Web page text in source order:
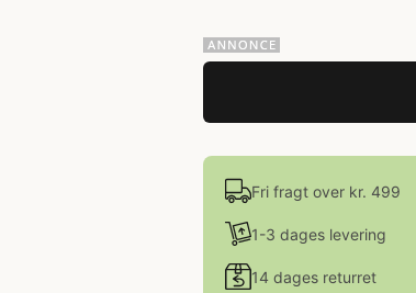
Fri fragt over kr. 499
1-3 dages levering
14 dages returret